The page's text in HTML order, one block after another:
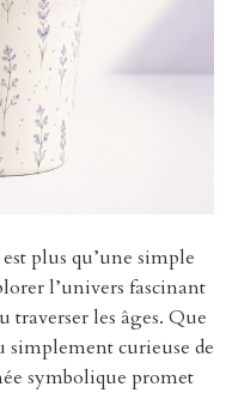
plus qu’une simple
l’univers fascinant
traverser les âges. Que
simplement curieuse de
symbolique promet